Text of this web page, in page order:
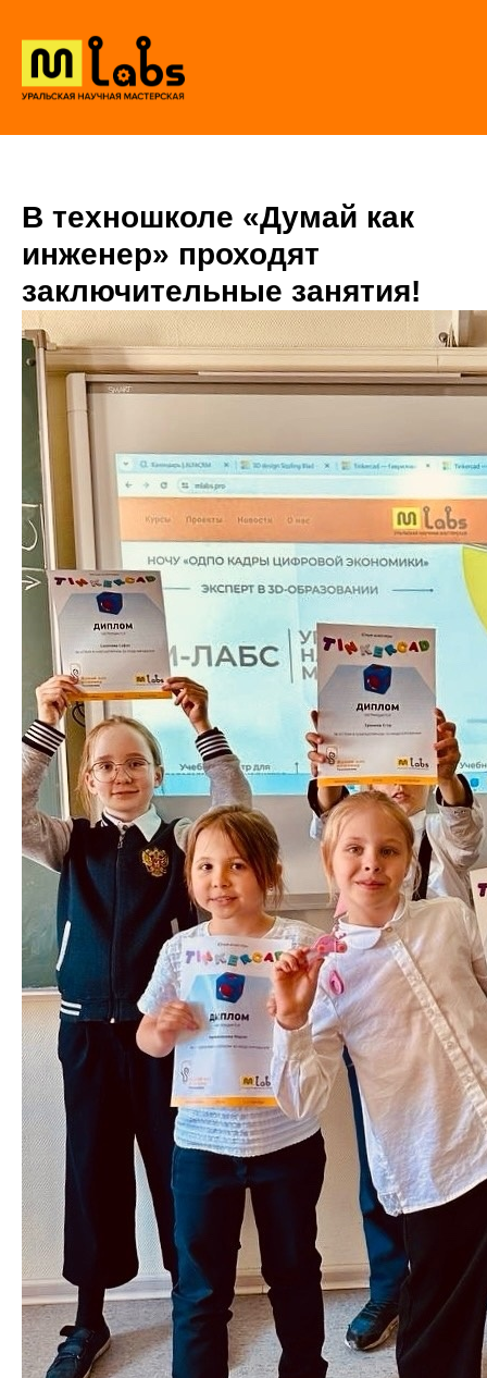
В техношколе «Думай как
инженер» проходят
заключительные занятия!